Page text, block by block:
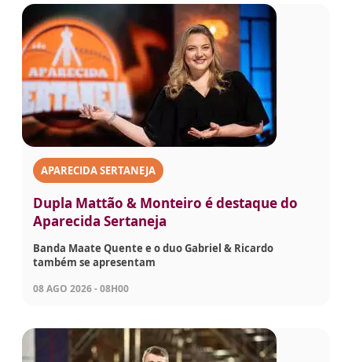
APARECIDA SERTANEJA
Dupla Mattão & Monteiro é destaque do
Aparecida Sertaneja
Banda Maate Quente e o duo Gabriel & Ricardo
também se apresentam
08 AGO 2026 - 08H00